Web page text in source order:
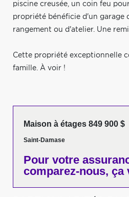
piscine creusée, un coin feu
propriété bénéficie d'un garage
rangement ou d'atelier. Une
Cette propriété exceptionnelle
famille. À voir !
Maison à étages 849 900 $
Saint-Damase
Pour votre
comparez-nous, ça